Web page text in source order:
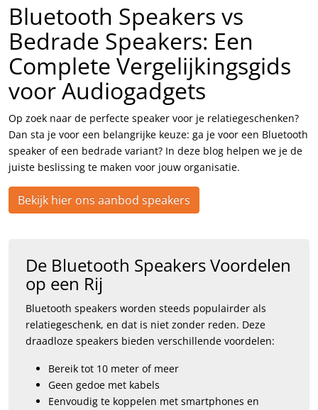
Bluetooth Speakers vs
Bedrade Speakers: Een
Complete Vergelijkingsgids
voor Audiogadgets
Op zoek naar de perfecte speaker voor je relatiegeschenken?
Dan sta je voor een belangrijke keuze: ga je voor een Bluetooth
speaker of een bedrade variant? In deze blog helpen we je de
juiste beslissing te maken voor jouw organisatie.
Bekijk hier ons aanbod speakers
De Bluetooth Speakers Voordelen
op een Rij
Bluetooth speakers worden steeds populairder als
relatiegeschenk, en dat is niet zonder reden. Deze
draadloze speakers bieden verschillende voordelen:
Bereik tot 10 meter of meer
Geen gedoe met kabels
Eenvoudig te koppelen met smartphones en